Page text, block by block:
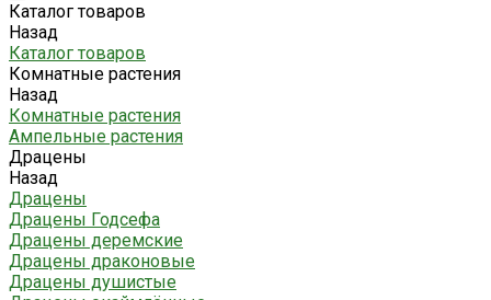
Каталог товаров
Назад
Каталог товаров
Комнатные растения
Назад
Комнатные растения
Ампельные растения
Драцены
Назад
Драцены
Драцены Годсефа
Драцены деремские
Драцены драконовые
Драцены душистые